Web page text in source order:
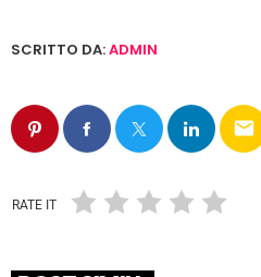
SCRITTO DA:ADMIN
email
RATE IT